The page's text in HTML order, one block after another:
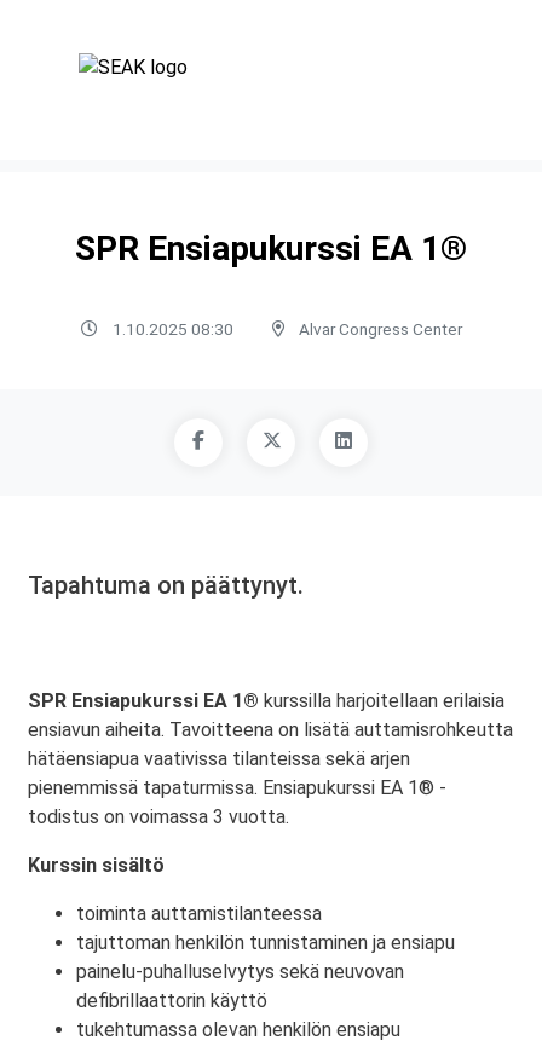
SPR Ensiapukurssi EA 1®
1.10.2025 08:30 Alvar Congress Center
Tapahtuma on päättynyt.
SPR Ensiapukurssi EA 1® kurssilla harjoitellaan erilaisia
ensiavun aiheita. Tavoitteena on lisätä auttamisrohkeutta
hätäensiapua vaativissa tilanteissa sekä arjen
pienemmissä tapaturmissa. Ensiapukurssi EA 1® -
todistus on voimassa 3 vuotta.
Kurssin sisältö
toiminta auttamistilanteessa
tajuttoman henkilön tunnistaminen ja ensiapu
painelu-puhalluselvytys sekä neuvovan
defibrillaattorin käyttö
tukehtumassa olevan henkilön ensiapu